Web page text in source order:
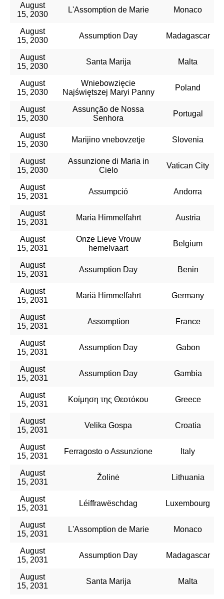
August
15, 2030
L'Assomption de Marie Monaco
August
15, 2030
Assumption Day Madagascar
August
15, 2030
Santa Marija Malta
August
15, 2030
Wniebowzięcie
Najświętszej Maryi Panny
Poland
August
15, 2030
Assunção de Nossa
Senhora
Portugal
August
15, 2030
Marijino vnebovzetje Slovenia
August
15, 2030
Assunzione di Maria in
Cielo
Vatican City
August
15, 2031
Assumpció Andorra
August
15, 2031
Maria Himmelfahrt Austria
August
15, 2031
Onze Lieve Vrouw
hemelvaart
Belgium
August
15, 2031
Assumption Day Benin
August
15, 2031
Mariä Himmelfahrt Germany
August
15, 2031
Assomption France
August
15, 2031
Assumption Day Gabon
August
15, 2031
Assumption Day Gambia
August
15, 2031
Κοίμηση της Θεοτόκου Greece
August
15, 2031
Velika Gospa Croatia
August
15, 2031
Ferragosto o Assunzione Italy
August
15, 2031
Žolinė Lithuania
August
15, 2031
Léiffrawëschdag Luxembourg
August
15, 2031
L'Assomption de Marie Monaco
August
15, 2031
Assumption Day Madagascar
August
15, 2031
Santa Marija Malta